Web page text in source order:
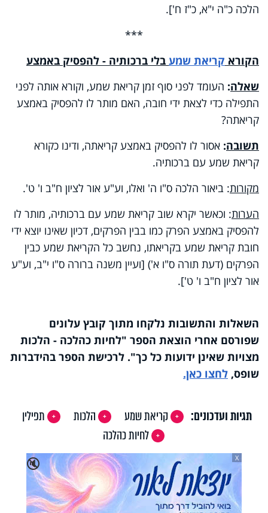
הלכה כ"ה י"א, כ"ז ח'].
***
הקורא קריאת שמע בלי ברכותיה - להפסיק באמצע
שאלה: העומד לפני סוף זמן קריאת שמע, וקורא אותה לפני
התפילה כדי לצאת ידי חובה, האם מותר לו להפסיק באמצע
קריאתה?
תשובה: אסור לו להפסיק באמצע קריאתה, ודינו כקורא
קריאת שמע עם ברכותיה.
מקורות: ביאור הלכה ס"ו ה' ואלו, וע"ע אור לציון ח"ב ו' ט'.
הערות: וכאשר יקרא שוב קריאת שמע עם ברכותיה, מותר לו
להפסיק באמצע הפרק כמו בבין הפרקים, דכיון שאינו יוצא ידי
חובת קריאת שמע בקריאתו, נחשב כל הקריאת שמע כבין
הפרקים (דעת תורה ס"ו א') [ועיין משנה ברורה ס"ו י"ב, וע"ע
אור לציון ח"ב ו' ט'].
השאלות והתשובות נלקחו מתוך קובץ עלונים
שפורסם אחרי הוצאת הספר "לחיות כהלכה - הלכות
מצויות שאינן ידועות כל כך". לרכישת הספר בהידברות
שופס, לחצו כאן.
תגיות ועדכונים: קריאת שמע הלכות
תפילין
לחיות כהלכה
🔇
X